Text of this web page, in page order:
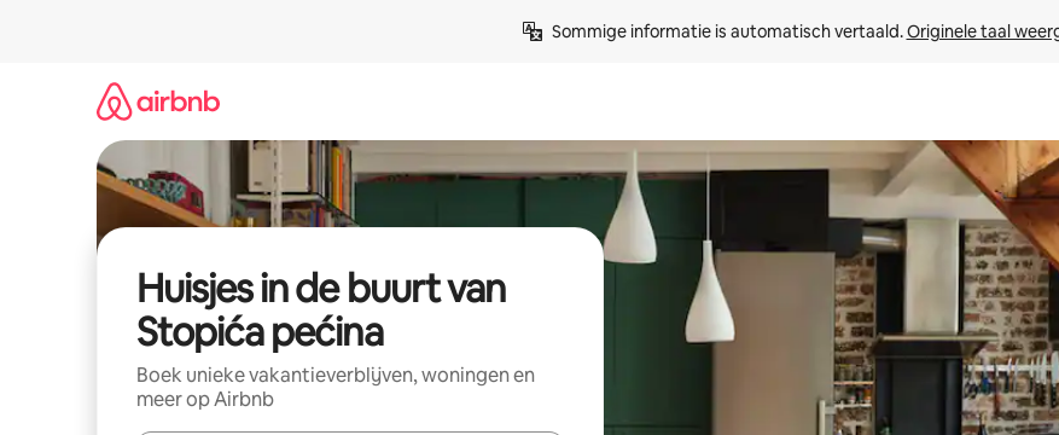
Sommige informatie is automatisch vertaald. Originele taal
Huisjes in de buurt van
Stopića pećina
Boek unieke vakantieverblijven, woningen en
meer op Airbnb